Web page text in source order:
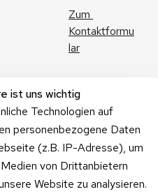
ist uns wichtig
Technologien auf
personenbezogene Daten
(z.B. IP-Adresse), um
von Drittanbietern
Website zu analysieren.
Zum
Kontaktformu
lar